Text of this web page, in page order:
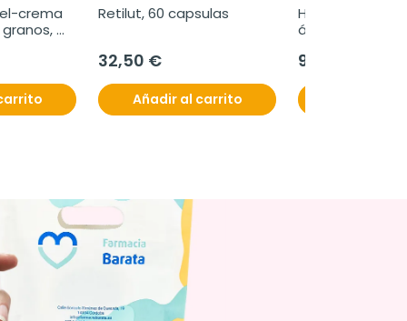
crema
Retilut, 60 capsulas
32,50 €
Añadir al carrito
Hyabak colirio
ácido
9,95 €